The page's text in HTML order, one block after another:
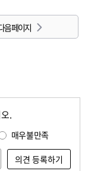
음 페이지
.
매우불만족